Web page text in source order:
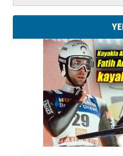
Kenan GÜLERCİ
Metin Külünk:
Geleceği
11 Mayıs 2026
Kenan GÜLERCİ